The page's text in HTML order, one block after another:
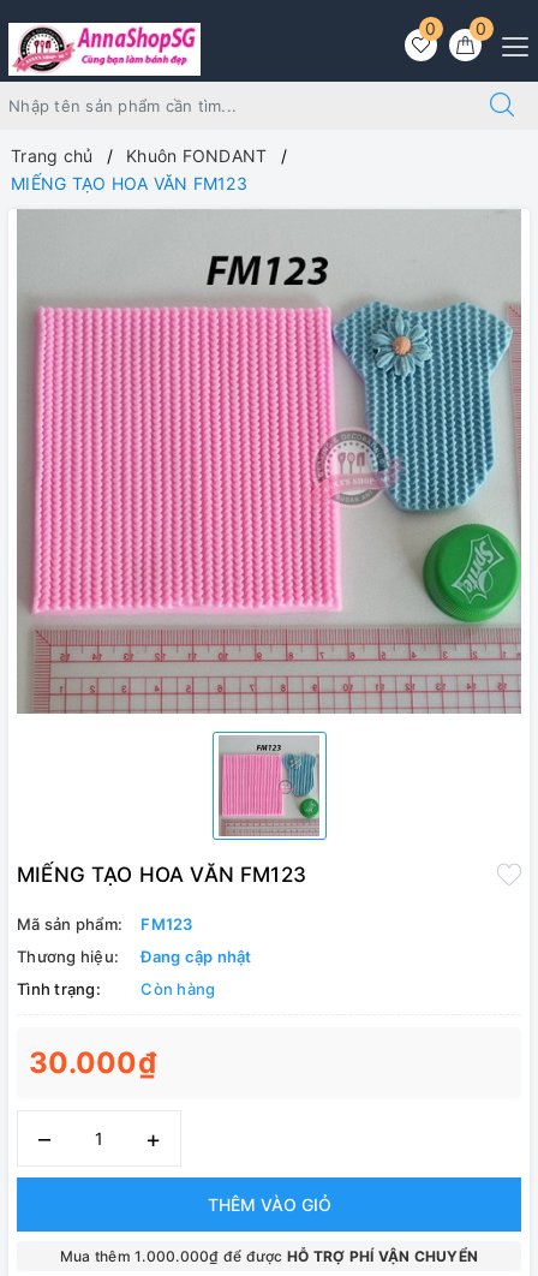
0
0
Trang chủ
Khuôn FONDANT
MIẾNG TẠO HOA VĂN FM123
MIẾNG TẠO HOA VĂN FM123
Mã sản phẩm:
FM123
Thương hiệu:
Đang cập nhật
Tình trạng:
Còn hàng
30.000₫
– +
THÊM VÀO GIỎ
Mua thêm 1.000.000₫ để được HỖ TRỢ PHÍ VẬN CHUYỂN